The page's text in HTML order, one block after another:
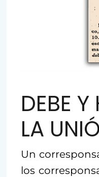
DEBE Y
LA
Un
los